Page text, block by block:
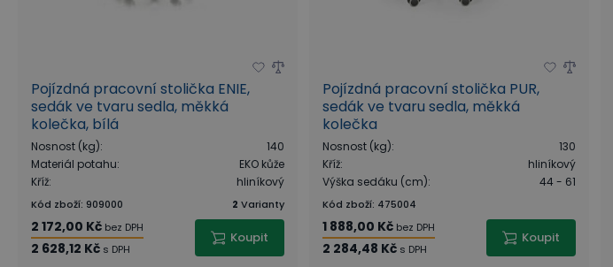
Pojízdná pracovní stolička ENIE,
sedák ve tvaru sedla, měkká
kolečka, bílá
Nosnost (kg):
140
Materiál potahu:
EKO kůže
Kříž: hliníkový
Kód zboží: 909000 2 Varianty
2 172,00 Kč bez DPH
2 628,12 Kč s DPH
Koupit
Pojízdná pracovní stolička PUR,
sedák ve tvaru sedla, měkká
kolečka
Nosnost (kg):
130
Kříž:
hliníkový
Výška sedáku (cm): 44 - 61
Kód zboží: 475004
1 888,00 Kč bez DPH
2 284,48 Kč s DPH
Koupit